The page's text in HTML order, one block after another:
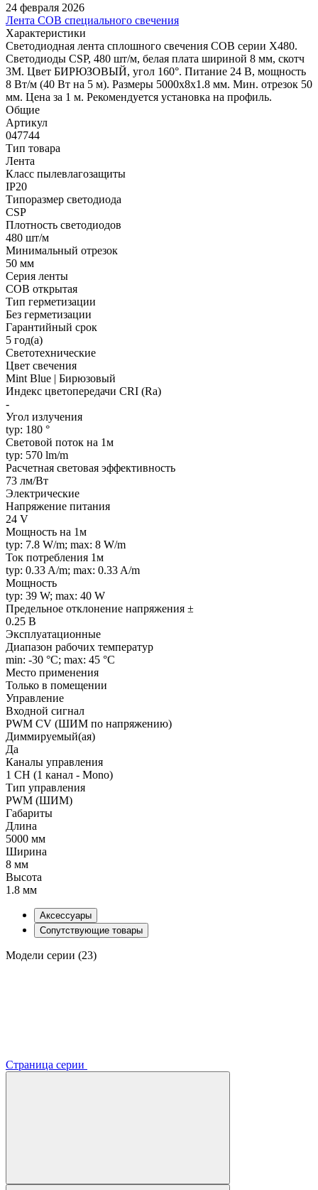
24 февраля 2026
Лента COB специального свечения
Характеристики
Светодиодная лента сплошного свечения COB серии X480.
Светодиоды CSP, 480 шт/м, белая плата шириной 8 мм, скотч
3M. Цвет БИРЮЗОВЫЙ, угол 160°. Питание 24 В, мощность
8 Вт/м (40 Вт на 5 м). Размеры 5000х8х1.8 мм. Мин. отрезок 50
мм. Цена за 1 м. Рекомендуется установка на профиль.
Общие
Артикул
047744
Тип товара
Лента
Класс пылевлагозащиты
IP20
Типоразмер светодиода
CSP
Плотность светодиодов
480 шт/м
Минимальный отрезок
50 мм
Серия ленты
COB открытая
Тип герметизации
Без герметизации
Гарантийный срок
5 год(а)
Светотехнические
Цвет свечения
Mint Blue | Бирюзовый
Индекс цветопередачи CRI (Ra)
-
Угол излучения
typ: 180 °
Световой поток на 1м
typ: 570 lm/m
Расчетная световая эффективность
73 лм/Вт
Электрические
Напряжение питания
24 V
Мощность на 1м
typ: 7.8 W/m; max: 8 W/m
Ток потребления 1м
typ: 0.33 A/m; max: 0.33 A/m
Мощность
typ: 39 W; max: 40 W
Предельное отклонение напряжения ±
0.25 В
Эксплуатационные
Диапазон рабочих температур
min: -30 °C; max: 45 °C
Место применения
Только в помещении
Управление
Входной сигнал
PWM СV (ШИМ по напряжению)
Диммируемый(ая)
Да
Каналы управления
1 CH (1 канал - Mono)
Тип управления
PWM (ШИМ)
Габариты
Длина
5000 мм
Ширина
8 мм
Высота
1.8 мм
Аксессуары
Сопутствующие товары
Модели серии (23)
Страница серии